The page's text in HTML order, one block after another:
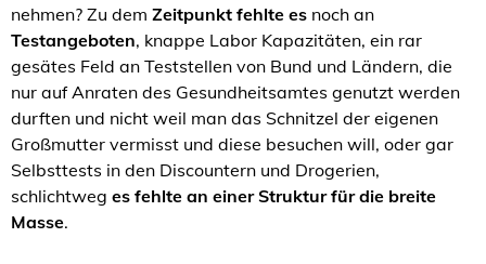
nehmen? Zu dem Zeitpunkt fehlte es noch an
Testangeboten, knappe Labor Kapazitäten, ein rar
gesätes Feld an Teststellen von Bund und Ländern, die
nur auf Anraten des Gesundheitsamtes genutzt werden
durften und nicht weil man das Schnitzel der eigenen
Großmutter vermisst und diese besuchen will, oder gar
Selbsttests in den Discountern und Drogerien,
schlichtweg es fehlte an einer Struktur für die breite
Masse.